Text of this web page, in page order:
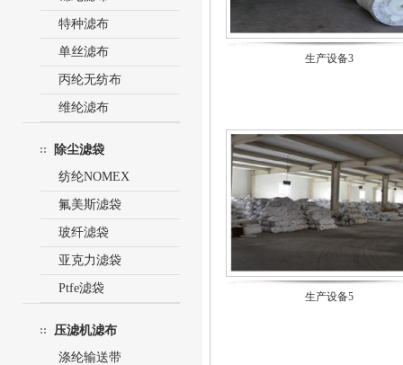
特种滤布
单丝滤布
丙纶无纺布
维纶滤布
除尘滤袋
纺纶NOMEX
氟美斯滤袋
玻纤滤袋
亚克力滤袋
Ptfe滤袋
压滤机滤布
涤纶输送带
生产设备3
生产设备5